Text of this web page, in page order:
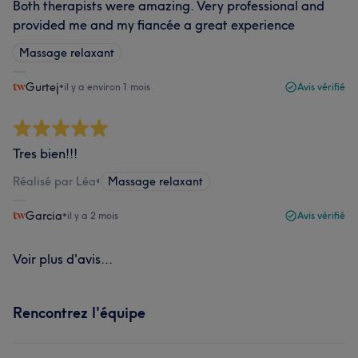
Both therapists were amazing. Very professional and
provided me and my fiancée a great experience
Massage relaxant
Gurtej•il y a environ 1 mois Avis vérifié
Tres bien!!!
Réalisé par Léa• Massage relaxant
Garcia•il y a 2 mois Avis vérifié
Voir plus d'avis...
Rencontrez l'équipe